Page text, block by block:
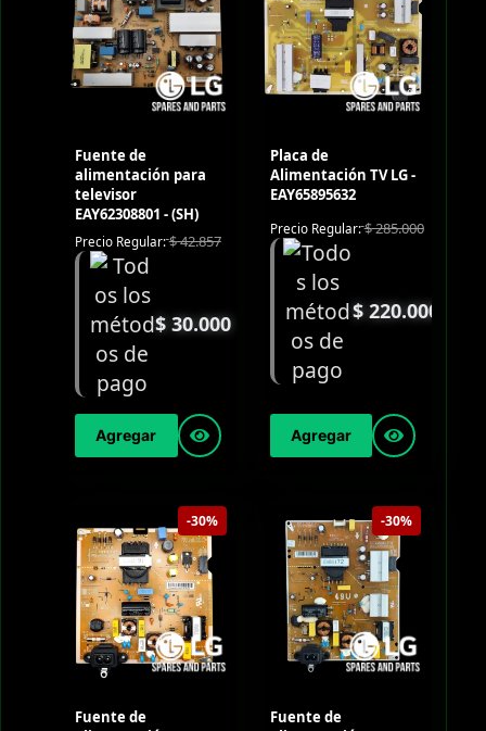
Fuente de
alimentación para
televisor
EAY62308801 - (SH)
Precio Regular:$42.857
$30.000
Agregar
Placa de
Alimentación TV LG -
EAY65895632
Precio Regular:$285.000
$220.000
Agregar
-30%
Fuente de
-30%
Fuente de